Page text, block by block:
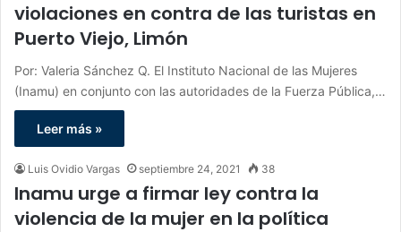
violaciones en contra de las turistas en
Puerto Viejo, Limón
Por: Valeria Sánchez Q. El Instituto Nacional de las Mujeres
(Inamu) en conjunto con las autoridades de la Fuerza Pública,…
Leer más »
Luis Ovidio Vargas septiembre 24, 2021 38
Inamu urge a firmar ley contra la
violencia de la mujer en la política